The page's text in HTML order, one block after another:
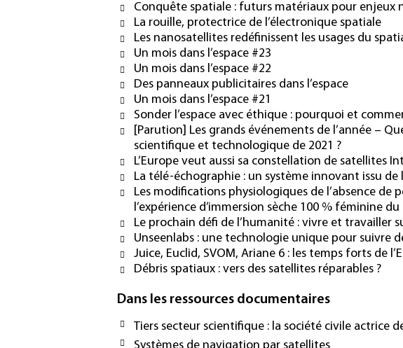
Conquête spatiale : futurs matériaux pour enjeux
La rouille, protectrice de l’électronique spatiale
Les nanosatellites redéfinissent les usages du
Un mois dans l’espace #23
Un mois dans l’espace #22
Des panneaux publicitaires dans l’espace
Un mois dans l’espace #21
Sonder l’espace avec éthique : pourquoi et
[Parution] Les grands événements de l’année –
scientifique et technologique de 2021 ?
L’Europe veut aussi sa constellation de satellites
La télé-échographie : un système innovant issu de
Les modifications physiologiques de l’absence de
l’expérience d’immersion sèche 100 % féminine du
Le prochain défi de l’humanité : vivre et travailler
Unseenlabs : une technologie unique pour suivre
Juice, Euclid, SVOM, Ariane 6 : les temps forts de
Débris spatiaux : vers des satellites réparables ?
Dans les ressources documentaires
Tiers secteur scientifique : la société civile actrice